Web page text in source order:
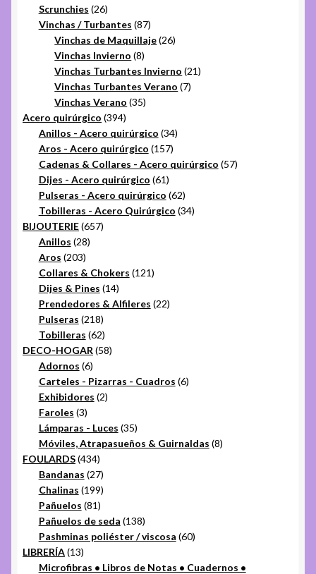
Scrunchies 2626
productos
Vinchas / Turbantes 8787
productos
Vinchas de Maquillaje 2626
Vinchas Invierno 88
productos
Vinchas Turbantes Invierno 2121
Vinchas Turbantes Verano 77
Vinchas Verano 3535
Acero quirúrgico 394394
productos
Anillos - Acero quirúrgico 3434
Aros - Acero quirúrgico 157157
productos
Cadenas & Collares - Acero quirúrgico 5757
Dijes - Acero quirúrgico 6161
productos
Pulseras - Acero quirúrgico 6262
productos
Tobilleras - Acero Quirúrgico 3434
BIJOUTERIE 657657
Anillos 2828
Aros 203203
productos
Collares & Chokers 121121
Dijes & Pines 1414
productos
Prendedores & Alfileres 2222
Pulseras 218218
productos
Tobilleras 6262
productos
DECO-HOGAR 5858
Adornos 66
productos
Carteles - Pizarras - Cuadros 66
Exhibidores 22
Faroles 33
productos
Lámparas - Luces 3535
productos
Móviles, Atrapasueños & Guirnaldas 88
FOULARDS 434434
productos
Bandanas 2727
productos
Chalinas 199199
productos
Pañuelos 8181
productos
Pañuelos de seda 138138
productos
Pashminas poliéster / viscosa 6060
LIBRERÍA 1313
productos
Microfibras • Libros de Notas • Cuadernos •